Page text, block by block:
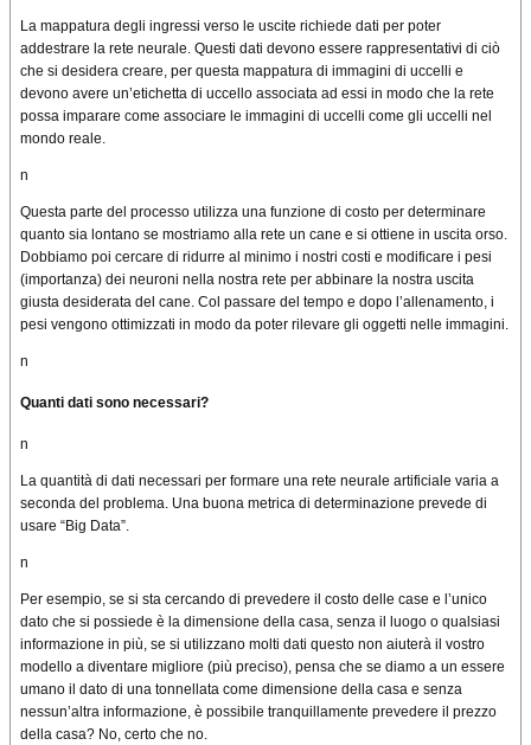
La mappatura degli ingressi verso le uscite richiede dati per poter
addestrare la rete neurale. Questi dati devono essere rappresentativi di ciò
che si desidera creare, per questa mappatura di immagini di uccelli e
devono avere un’etichetta di uccello associata ad essi in modo che la rete
possa imparare come associare le immagini di uccelli come gli uccelli nel
mondo reale.
n
Questa parte del processo utilizza una funzione di costo per determinare
quanto sia lontano se mostriamo alla rete un cane e si ottiene in uscita orso.
Dobbiamo poi cercare di ridurre al minimo i nostri costi e modificare i pesi
(importanza) dei neuroni nella nostra rete per abbinare la nostra uscita
giusta desiderata del cane. Col passare del tempo e dopo l’allenamento, i
pesi vengono ottimizzati in modo da poter rilevare gli oggetti nelle immagini.
n
Quanti dati sono necessari?
n
La quantità di dati necessari per formare una rete neurale artificiale varia a
seconda del problema. Una buona metrica di determinazione prevede di
usare “Big Data”.
n
Per esempio, se si sta cercando di prevedere il costo delle case e l’unico
dato che si possiede è la dimensione della casa, senza il luogo o qualsiasi
informazione in più, se si utilizzano molti dati questo non aiuterà il vostro
modello a diventare migliore (più preciso), pensa che se diamo a un essere
umano il dato di una tonnellata come dimensione della casa e senza
nessun’altra informazione, è possibile tranquillamente prevedere il prezzo
della casa? No, certo che no.